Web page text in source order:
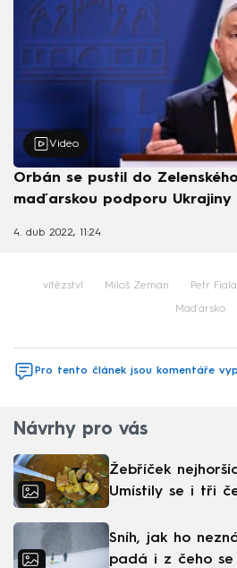
Video
Orbán se pustil do
maďarskou podporu Ukrajiny
4. dub 2022, 11:24
vítězství Miloš Zeman Petr
Maďarsko
Pro tento článek jsou komentáře
Návrhy pro vás
Žebříček
Umístily se i tři
Sníh, jak ho
padá i z čeho se